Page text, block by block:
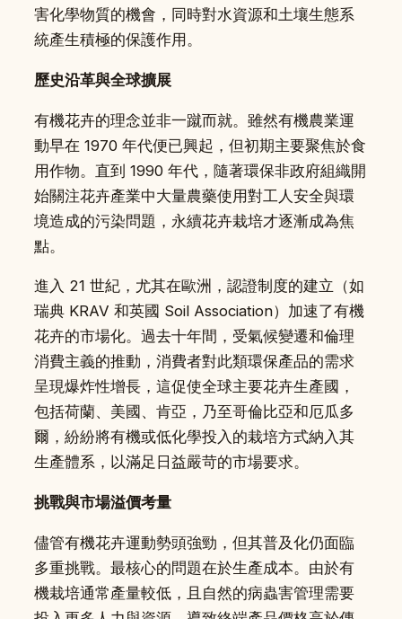
害化學物質的機會，同時對水資源和土壤生態系
統產生積極的保護作用。
歷史沿革與全球擴展
有機花卉的理念並非一蹴而就。雖然有機農業運
動早在 1970 年代便已興起，但初期主要聚焦於食
用作物。直到 1990 年代，隨著環保非政府組織開
始關注花卉產業中大量農藥使用對工人安全與環
境造成的污染問題，永續花卉栽培才逐漸成為焦
點。
進入 21 世紀，尤其在歐洲，認證制度的建立（如
瑞典 KRAV 和英國 Soil Association）加速了有機
花卉的市場化。過去十年間，受氣候變遷和倫理
消費主義的推動，消費者對此類環保產品的需求
呈現爆炸性增長，這促使全球主要花卉生產國，
包括荷蘭、美國、肯亞，乃至哥倫比亞和厄瓜多
爾，紛紛將有機或低化學投入的栽培方式納入其
生產體系，以滿足日益嚴苛的市場要求。
挑戰與市場溢價考量
儘管有機花卉運動勢頭強勁，但其普及化仍面臨
多重挑戰。最核心的問題在於生產成本。由於有
機栽培通常產量較低，且自然的病蟲害管理需要